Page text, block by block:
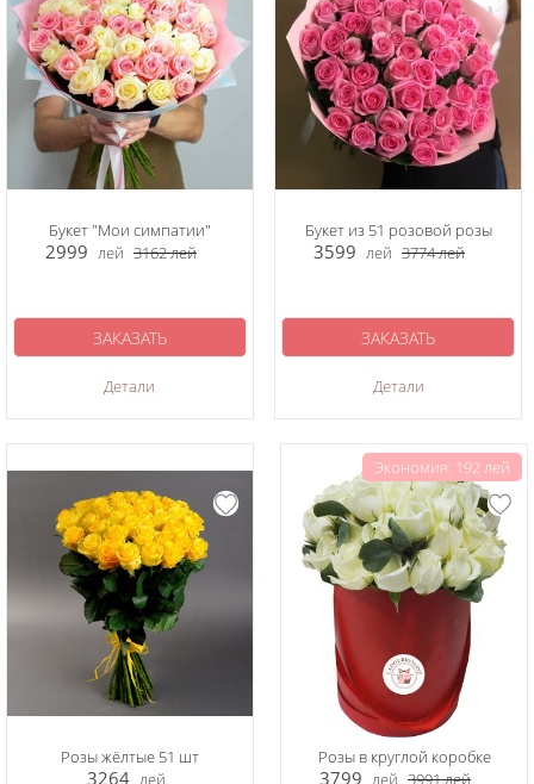
Букет "Мои симпатии"
2999 лей 3162лей
Детали
ЗАКАЗАТЬ
Букет из 51 розовой розы
3599 лей 3774лей
Детали
ЗАКАЗАТЬ
Розы жёлтые 51 шт
3264 лей
Экономия: 192 лей
Розы в круглой коробке
3799 лей 3991лей